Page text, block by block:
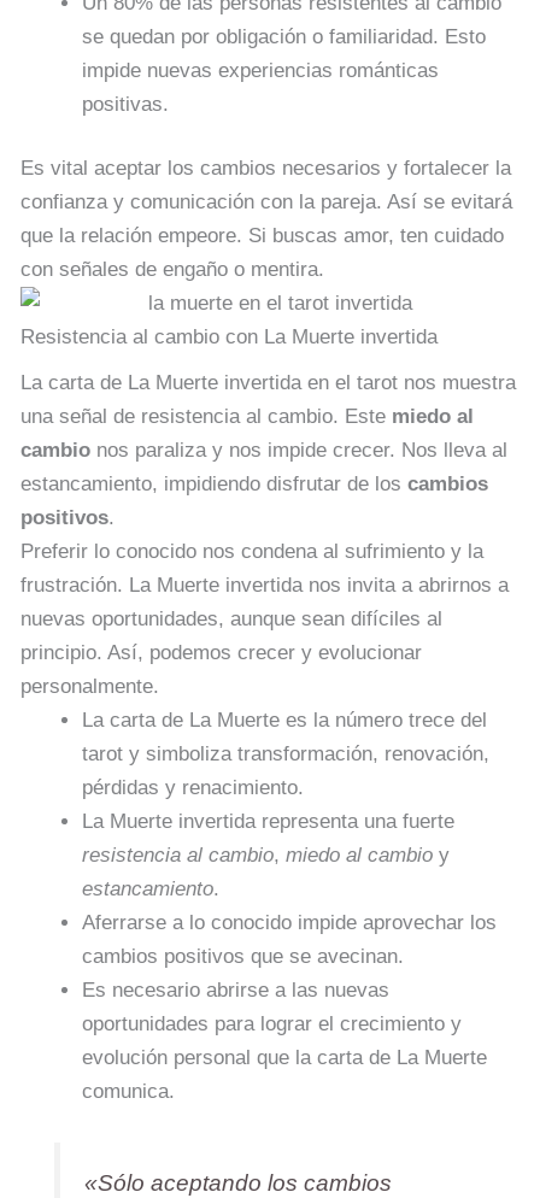
se quedan por obligación o familiaridad. Esto
impide nuevas experiencias románticas
positivas.
Es vital aceptar los cambios necesarios y fortalecer la
confianza y comunicación con la pareja. Así se evitará
que la relación empeore. Si buscas amor, ten cuidado
con señales de engaño o mentira.
Resistencia al cambio con La Muerte invertida
La carta de La Muerte invertida en el tarot nos muestra
una señal de resistencia al cambio. Este miedo al
cambio nos paraliza y nos impide crecer. Nos lleva al
estancamiento, impidiendo disfrutar de los cambios
positivos.
Preferir lo conocido nos condena al sufrimiento y la
frustración. La Muerte invertida nos invita a abrirnos a
nuevas oportunidades, aunque sean difíciles al
principio. Así, podemos crecer y evolucionar
personalmente.
La carta de La Muerte es la número trece del
tarot y simboliza transformación, renovación,
pérdidas y renacimiento.
La Muerte invertida representa una fuerte
resistencia al cambio, miedo al cambio y
estancamiento.
Aferrarse a lo conocido impide aprovechar los
cambios positivos que se avecinan.
Es necesario abrirse a las nuevas
oportunidades para lograr el crecimiento y
evolución personal que la carta de La Muerte
comunica.
«Sólo aceptando los cambios